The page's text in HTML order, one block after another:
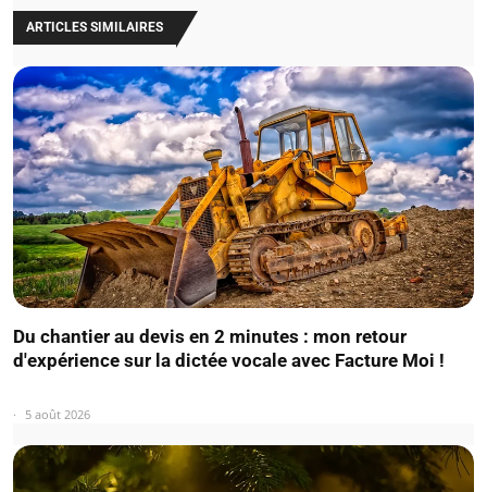
ARTICLES SIMILAIRES
Du chantier au devis en 2 minutes : mon retour
d'expérience sur la dictée vocale avec Facture Moi !
5 août 2026